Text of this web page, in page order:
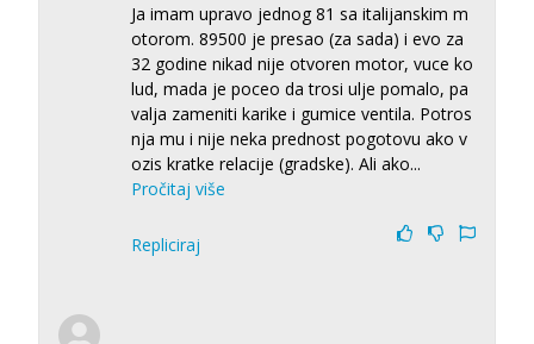
Ja imam upravo jednog 81 sa italijanskim m
otorom. 89500 je presao (za sada) i evo za
32 godine nikad nije otvoren motor, vuce ko
lud, mada je poceo da trosi ulje pomalo, pa
valja zameniti karike i gumice ventila. Potros
nja mu i nije neka prednost pogotovu ako v
ozis kratke relacije (gradske). Ali ako...
Pročitaj više
Repliciraj